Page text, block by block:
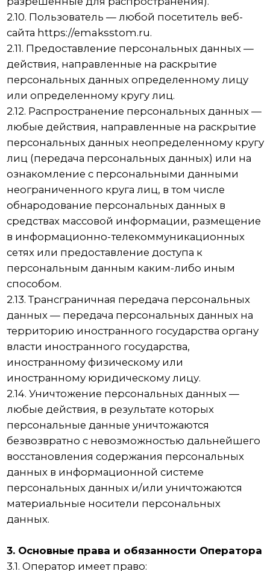
данных согласия на обработку персональных
данных, а также, направления обращения с
требованием о прекращении обработки
персональных данных, Оператор вправе
продолжить обработку персональных данных
без согласия субъекта персональных данных
персональных данных;
— самостоятельно определять состав и
перечень мер, необходимых и достаточных
для обеспечения выполнения обязанностей,
предусмотренных Законом о персональных
данных и принятыми в соответствии с ним
не предусмотрено Законом о персональных
данных или другими федеральными законами.
— предоставлять субъекту персональных
данных по его просьбе информацию,
касающуюся обработки его персональных
— организовывать обработку персональных
данных в порядке, установленном
— отвечать на обращения и запросы субъектов
персональных данных и их законных
представителей в соответствии с
— сообщать в уполномоченный орган по
защите прав субъектов персональных данных
информацию в течение 10 дней с даты
получения такого запроса;
— публиковать или иным образом
настоящей Политике в отношении обработки
персональных данных;
технические меры для защиты персональных
данных от неправомерного или случайного
доступа к ним, уничтожения, изменения,
распространения персональных данных, а
также от иных неправомерных действий в
— прекратить передачу (распространение,
предоставление, доступ) персональных
предусмотренных Законом о персональных
данных;